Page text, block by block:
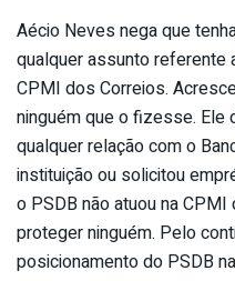
Aécio Neves nega que
qualquer assunto referente
CPMI dos Correios.
ninguém que o fizesse. Ele
qualquer relação com o
instituição ou solicitou
o PSDB não atuou na
proteger ninguém. Pelo
posicionamento do PSDB